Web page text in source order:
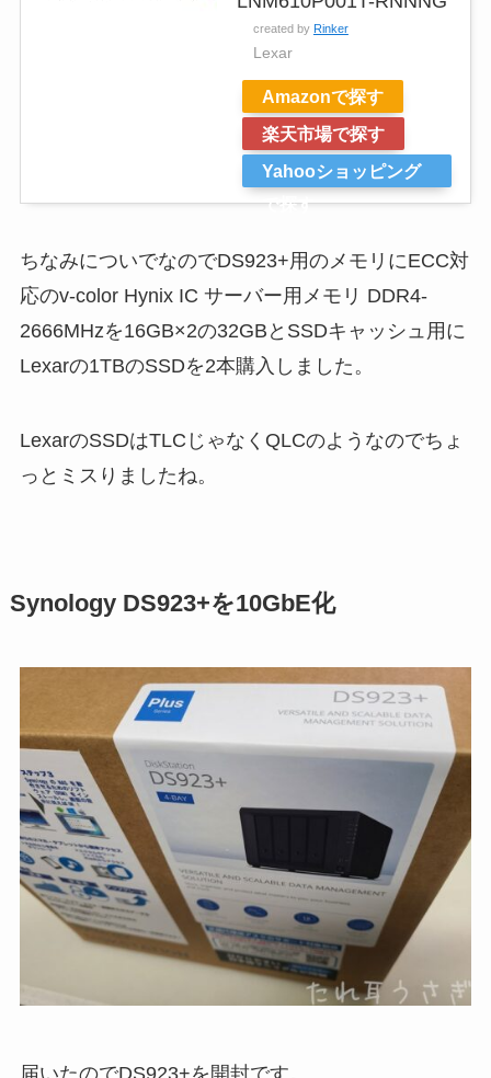
created by Rinker
Lexar
Amazonで探す
楽天市場で探す
Yahooショッピング
で探す
ちなみについでなのでDS923+用のメモリにECC対
応のv-color Hynix IC サーバー用メモリ DDR4-
2666MHzを16GB×2の32GBとSSDキャッシュ用に
Lexarの1TBのSSDを2本購入しました。
LexarのSSDはTLCじゃなくQLCのようなのでちょ
っとミスりましたね。
Synology DS923+を10GbE化
届いたのでDS923+を開封です。